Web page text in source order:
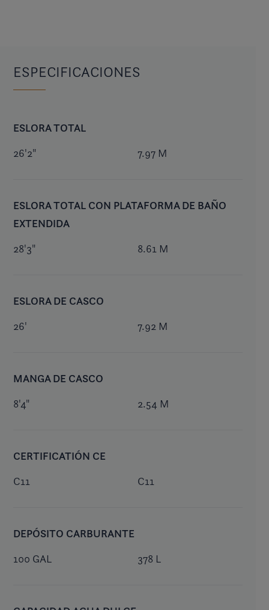
ESPECIFICACIONES
ESLORA TOTAL
26'2" 7.97 M
ESLORA TOTAL CON PLATAFORMA DE BAÑO
EXTENDIDA
28'3" 8.61 M
ESLORA DE CASCO
26' 7.92 M
MANGA DE CASCO
8'4" 2.54 M
CERTIFICATIÓN CE
C11 C11
DEPÓSITO CARBURANTE
100 GAL 378 L